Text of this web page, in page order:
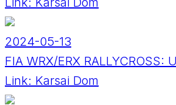
2024-05-13
FIA WRX/ERX RALLYCROSS:
Link: Karsai Dom